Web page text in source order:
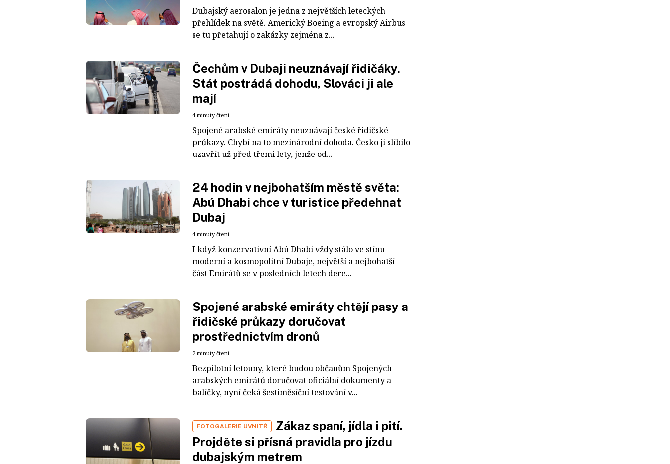
Dubajský aerosalon je jedna z největších leteckých
přehlídek na světě. Americký Boeing a evropský Airbus
se tu přetahují o zakázky zejména z...
Čechům v Dubaji neuznávají řidičáky.
Stát postrádá dohodu, Slováci ji ale
mají
4 minuty čtení
Spojené arabské emiráty neuznávají české řidičské
průkazy. Chybí na to mezinárodní dohoda. Česko ji slíbilo
uzavřít už před třemi lety, jenže od...
24 hodin v nejbohatším městě světa:
Abú Dhabi chce v turistice předehnat
Dubaj
4 minuty čtení
I když konzervativní Abú Dhabi vždy stálo ve stínu
moderní a kosmopolitní Dubaje, největší a nejbohatší
část Emirátů se v posledních letech dere...
Spojené arabské emiráty chtějí pasy a
řidičské průkazy doručovat
prostřednictvím dronů
2 minuty čtení
Bezpilotní letouny, které budou občanům Spojených
arabských emirátů doručovat oficiální dokumenty a
balíčky, nyní čeká šestiměsíční testování v...
FOTOGALERIE UVNITŘ
Zákaz spaní, jídla i pití.
Projděte si přísná pravidla pro jízdu
dubajským metrem